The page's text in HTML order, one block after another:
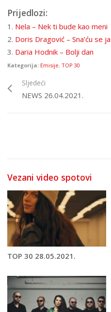
Prijedlozi:
1. Nela – Nek ti bude kao meni
2. Doris Dragović – Sna’ću se ja
3. Daria Hodnik – Bolji dan
Kategorija: Emisije, TOP 30
Sljedeći
NEWS 26.04.2021.
Vezani video spotovi
TOP 30 28.05.2021.